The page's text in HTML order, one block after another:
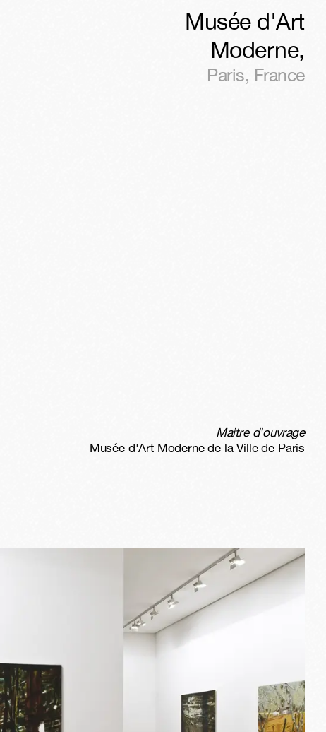
Musée d'Art
Moderne,
Paris, France
Maitre d'ouvrage
Musée d'Art Moderne de la Ville de Paris